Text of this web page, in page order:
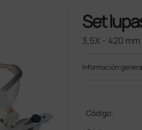
Set
3,5X - 420 mm
Información
Código: